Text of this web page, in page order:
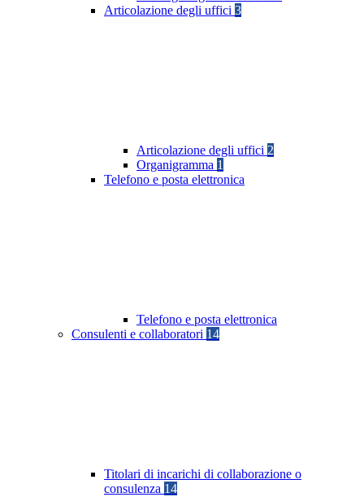
Articolazione degli uffici 3
Articolazione degli uffici 2
Organigramma 1
Telefono e posta elettronica
Telefono e posta elettronica
Consulenti e collaboratori 14
Titolari di incarichi di collaborazione o
consulenza 14